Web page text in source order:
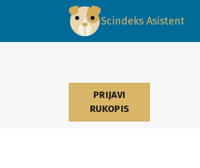
STRESNI SOCIJALNI I
Scindeks Asistent
PRIJAVI
RUKOPIS